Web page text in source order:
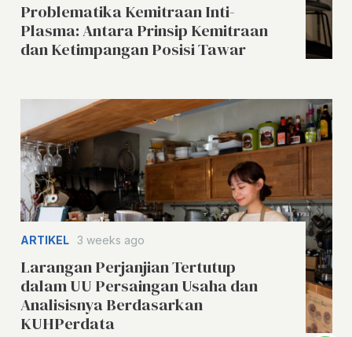
Problematika Kemitraan Inti-
Plasma: Antara Prinsip Kemitraan
dan Ketimpangan Posisi Tawar
ARTIKEL 3 weeks ago
Larangan Perjanjian Tertutup
dalam UU Persaingan Usaha dan
Analisisnya Berdasarkan
KUHPerdata